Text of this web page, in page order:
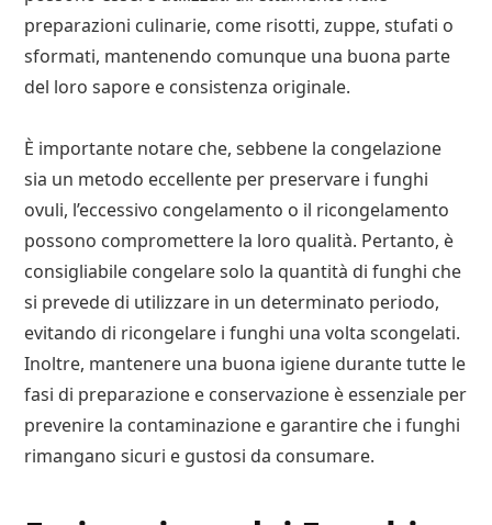
preparazioni culinarie, come risotti, zuppe, stufati o
sformati, mantenendo comunque una buona parte
del loro sapore e consistenza originale.
È importante notare che, sebbene la congelazione
sia un metodo eccellente per preservare i funghi
ovuli, l’eccessivo congelamento o il ricongelamento
possono compromettere la loro qualità. Pertanto, è
consigliabile congelare solo la quantità di funghi che
si prevede di utilizzare in un determinato periodo,
evitando di ricongelare i funghi una volta scongelati.
Inoltre, mantenere una buona igiene durante tutte le
fasi di preparazione e conservazione è essenziale per
prevenire la contaminazione e garantire che i funghi
rimangano sicuri e gustosi da consumare.